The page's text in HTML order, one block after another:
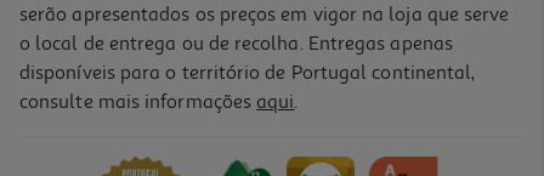
Capa Flexivel Qilive 600166303 Transp Samsung A05s
serão apresentados os preços em vigor na loja que serve
o local de entrega ou de recolha. Entregas apenas
disponíveis para o território de Portugal continental,
consulte mais informações aqui.